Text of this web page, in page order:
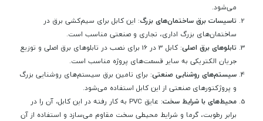
می‌شود.
تاسیسات برق ساختمان‌های بزرگ: این کابل برای سیم‌کشی برق در
ساختمان‌های بزرگ اداری، تجاری و صنعتی مناسب است.
تابلوهای برق اصلی
: کابل 3 در 16 برای نصب در تابلوهای برق اصلی و توزیع
جریان الکتریکی به سایر قسمت‌های پروژه مناسب است.
سیستم‌های روشنایی صنعتی: برای تامین برق سیستم‌های روشنایی بزرگ
و پروژکتورهای صنعتی از این کابل استفاده می‌شود.
محیط‌های با شرایط سخت
: عایق PVC به کار رفته در این کابل، آن را در
برابر رطوبت، گرما و شرایط محیطی سخت مقاوم می‌سازد و استفاده از آن